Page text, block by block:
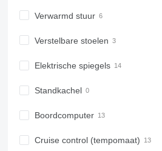
Verwarmd stuur
Verstelbare stoelen
Elektrische spiegels
Standkachel
Boordcomputer
Cruise control (tempomaat)